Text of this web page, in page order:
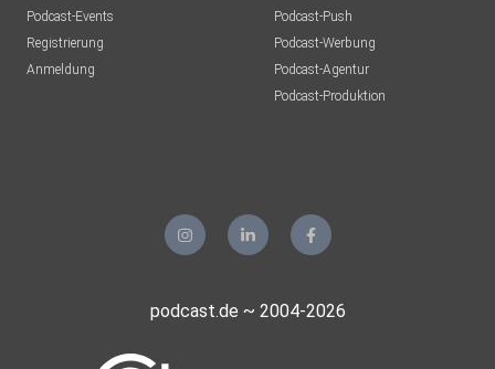
Podcast-Events
Registrierung
Anmeldung
Podcast-Push
Podcast-Werbung
Podcast-Agentur
Podcast-Produktion
podcast.de ~ 2004-2026